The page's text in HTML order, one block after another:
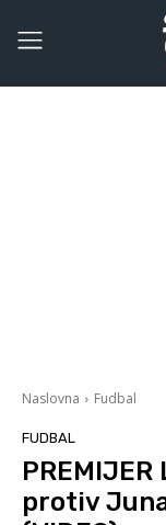
Naslovna Fudbal
FUDBAL
protiv